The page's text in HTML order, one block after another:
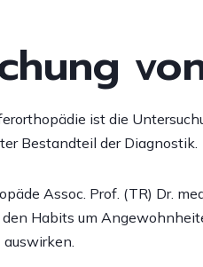
Behandlungsablauf
Frühbehandlung
FAQ zur
FAQ zur Zahnpflege
Untersuchung von
Ästhetische
Kieferorthopädie
ist die
Bestandteil der Diagnostik.
Assoc. Prof. (TR) Dr.
Habits um